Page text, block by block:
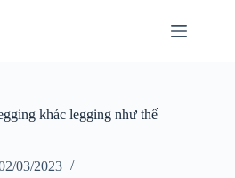
khác legging như thế
03/2023